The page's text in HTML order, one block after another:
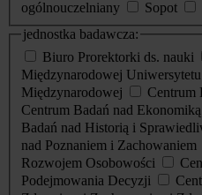
ogólnouczelniany
Sopot
jednostka badawcza:
Biuro Prorektorki ds. nauki
Międzynarodowej
Międzynarodowej
Centrum
Centrum Badań nad
Badań nad Historią i
nad Poznaniem i Zachowaniem
Rozwojem Osobowości
Podejmowania Decyzji